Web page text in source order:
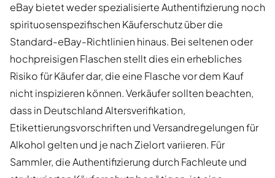
eBay bietet weder spezialisierte Authentifizierung noch
spirituosenspezifischen Käuferschutz über die
Standard-eBay-Richtlinien hinaus. Bei seltenen oder
hochpreisigen Flaschen stellt dies ein erhebliches
Risiko für Käufer dar, die eine Flasche vor dem Kauf
nicht inspizieren können. Verkäufer sollten beachten,
dass in Deutschland Altersverifikation,
Etikettierungsvorschriften und Versandregelungen für
Alkohol gelten und je nach Zielort variieren. Für
Sammler, die Authentifizierung durch Fachleute und